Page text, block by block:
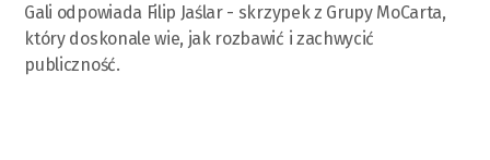
Gali odpowiada Filip Jaślar - skrzypek z Grupy MoCarta,
który doskonale wie, jak rozbawić i zachwycić
publiczność.